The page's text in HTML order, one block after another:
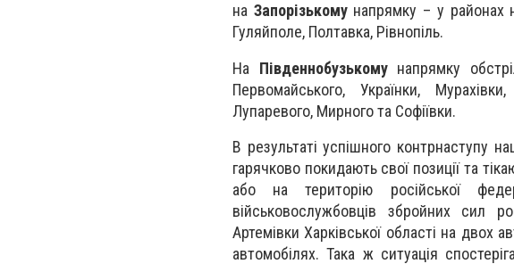
на Запорізькомунапрямку – у районах
Гуляйполе, Полтавка, Рівнопіль.
На Південнобузькомунапрямку
Первомайського, Українки,
Лупаревого, Мирного та Софіївки.
В результаті успішного контрнаступу
гарячково покидають свої позиції та
або на територію російської
військовослужбовців збройних сил
Артемівки Харківської області на двох
автомобілях. Така ж ситуація